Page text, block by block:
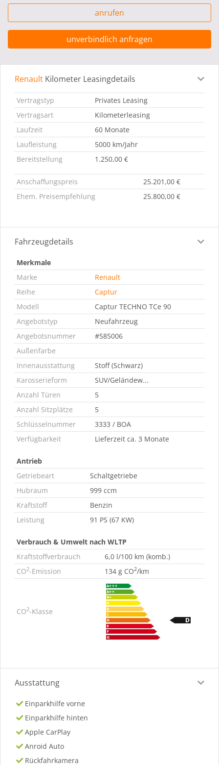
anrufen
unverbindlich anfragen
Leasingdetails Fahrzeugdetails
Renault Kilometer Leasingdetails
Vertragstyp
Privates Leasing
Vertragsart
Kilometerleasing
Laufzeit
60 Monate
Laufleistung
5000 km/Jahr
Bereitstellung
1.250,00 €
Anschaffungspreis
25.201,00 €
Ehem. Preisempfehlung
25.800,00 €
Fahrzeugdetails
Merkmale
Marke
Renault
Reihe
Captur
Modell
Captur TECHNO TCe 90
Angebotstyp
Neufahrzeug
Angebotsnummer
#585006
Außenfarbe
Innenausstattung
Stoff (Schwarz)
Karosserieform
SUV/Geländew...
Anzahl Türen
5
Anzahl Sitzplätze
5
Schlüsselnummer
3333 / BOA
Verfügbarkeit
Lieferzeit ca. 3 Monate
Antrieb
Getriebeart
Schaltgetriebe
Hubraum
999 ccm
Kraftstoff
Benzin
Leistung
91 PS (67 KW)
Verbrauch & Umwelt nach WLTP
Kraftstoffverbrauch
6,0 l/100 km (komb.)
CO2-Emission 134 g CO2/km
CO2-Klasse
Ausstattung
Einparkhilfe vorne
Einparkhilfe hinten
Apple CarPlay
Anroid Auto
Rückfahrkamera